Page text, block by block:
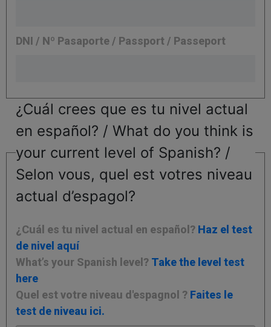
DNI / Nº Pasaporte / Passport / Passeport
¿Cuál crees que es tu nivel actual
en español? / What do you think is
your current level of Spanish? /
Selon vous, quel est votres niveau
actual d’espagol?
¿Cuál es tu nivel actual en español? Haz el test
de nivel aquí
What’s your Spanish level? Take the level test
here
Quel est votre niveau d'espagnol ? Faites le
test de niveau ici.